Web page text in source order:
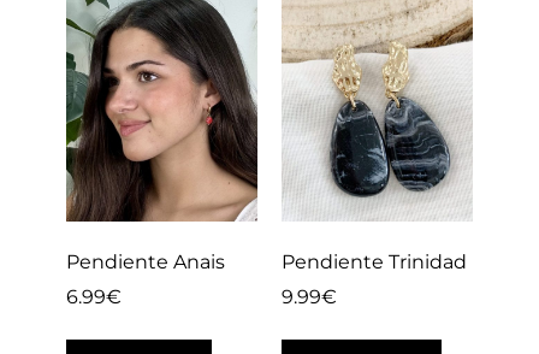
Pendiente Anais
6.99€
Pendiente Trinidad
9.99€